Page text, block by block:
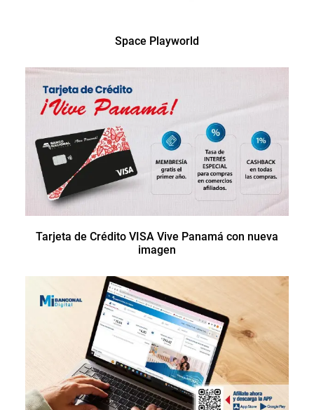
Space Playworld
Tarjeta de Crédito VISA Vive Panamá con nueva
imagen